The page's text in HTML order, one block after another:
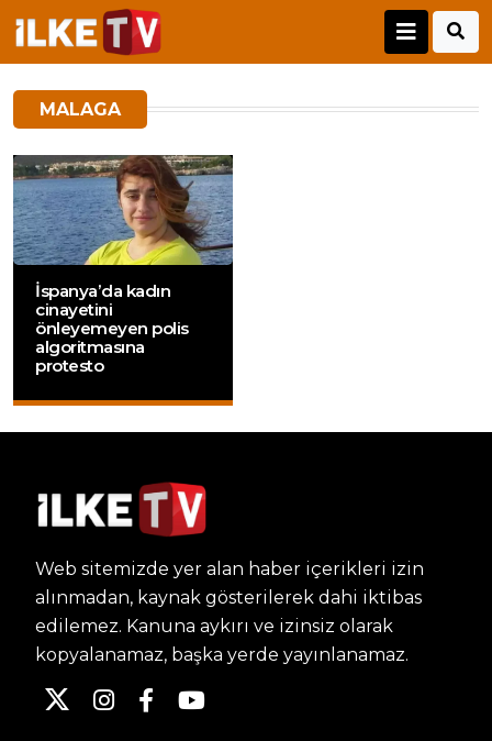
MALAGA
İspanya’da kadın
cinayetini
önleyemeyen polis
algoritmasına
protesto
Web sitemizde yer alan haber içerikleri izin
alınmadan, kaynak gösterilerek dahi iktibas
edilemez. Kanuna aykırı ve izinsiz olarak
kopyalanamaz, başka yerde yayınlanamaz.